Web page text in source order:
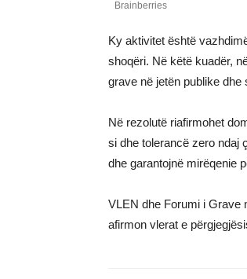
Ky aktivitet është
shoqëri. Në këtë kuadër,
grave në jetën publike dhe
Në rezolutë riafirmohet
si dhe tolerancë zero ndaj
dhe garantojnë mirëqenie
VLEN dhe Forumi i Grave
afirmon vlerat e